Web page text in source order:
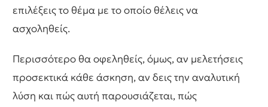
επιλέξεις το θέμα με το οποίο θέλεις να
ασχοληθείς.
Περισσότερο θα οφεληθείς, όμως, αν μελετήσεις
προσεκτικά κάθε άσκηση, αν δεις την αναλυτική
λύση και πώς αυτή παρουσιάζεται, πώς